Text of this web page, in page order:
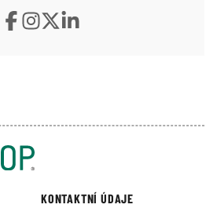
KONTAKTNÍ ÚDAJE